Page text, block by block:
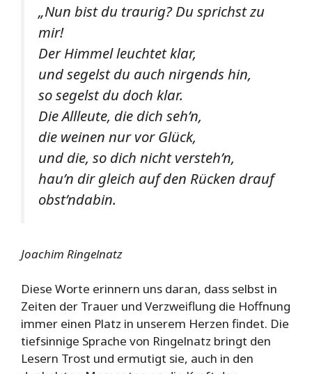
„Nun bist du traurig? Du sprichst zu
mir!
Der Himmel leuchtet klar,
und segelst du auch nirgends hin,
so segelst du doch klar.
Die Allleute, die dich seh’n,
die weinen nur vor Glück,
und die, so dich nicht versteh’n,
hau’n dir gleich auf den Rücken drauf
obst’ndabin.
Joachim Ringelnatz
Diese Worte erinnern uns daran, dass selbst in
Zeiten der Trauer und Verzweiflung die Hoffnung
immer einen Platz in unserem Herzen findet. Die
tiefsinnige Sprache von Ringelnatz bringt den
Lesern Trost und ermutigt sie, auch in den